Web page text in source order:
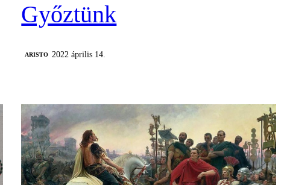
Győztünk
ARISTO 2022 április 14.